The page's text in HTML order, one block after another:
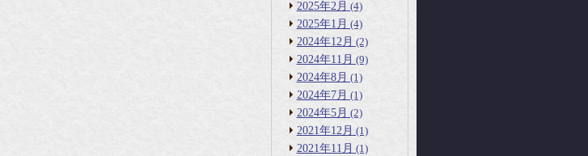
2025年2月 (4)
2025年1月 (4)
2024年12月 (2)
2024年11月 (9)
2024年8月 (1)
2024年7月 (1)
2024年5月 (2)
2021年12月 (1)
2021年11月 (1)